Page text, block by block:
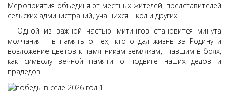
Мероприятия объединяют местных жителей, представителей
сельских администраций, учащихся школ и других.
Одной из важной частью митингов становится минута
молчания - в память о тех, кто отдал жизнь за Родину и
возложение цветов к памятникам землякам, павшим в боях,
как символу вечной памяти о подвиге наших дедов и
прадедов.